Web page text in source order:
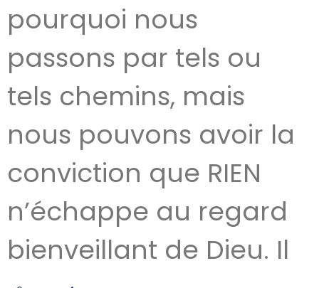
pourquoi nous
passons par tels ou
tels chemins, mais
nous pouvons avoir la
conviction que RIEN
n’échappe au regard
bienveillant de Dieu. Il